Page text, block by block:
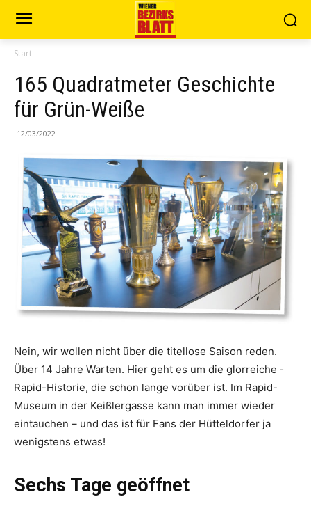
Start
165 Quadratmeter Geschichte
für Grün-Weiße
12/03/2022
Nein, wir wollen nicht über die ­titellose Saison reden.
Über 14 Jahre Warten. Hier geht es um die glorreiche ­
Rapid-Historie, die schon lange vorüber ist. Im Rapid-
Museum in der Keißlergasse kann man immer wieder
eintauchen – und das ist für Fans der Hütteldorfer ja
wenigstens etwas!
Sechs Tage geöffnet